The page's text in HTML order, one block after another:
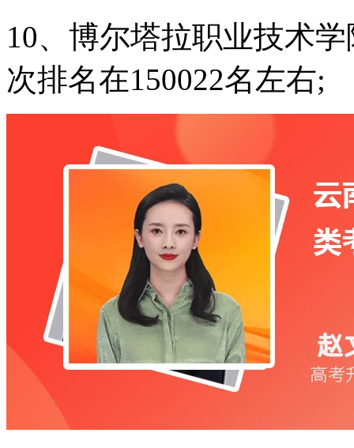
10、博尔塔拉职业技术
次排名在150022名左右;